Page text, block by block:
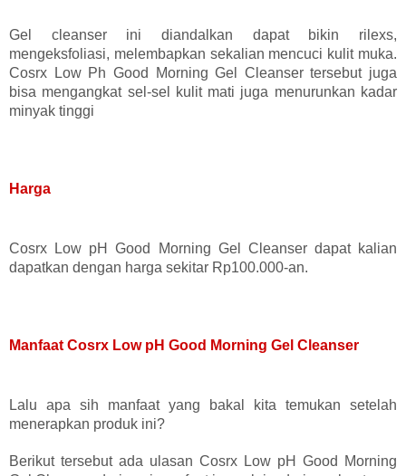
Gel cleanser ini diandalkan dapat bikin rilexs,
mengeksfoliasi, melembapkan sekalian mencuci kulit muka.
Cosrx Low Ph Good Morning Gel Cleanser tersebut juga
bisa mengangkat sel-sel kulit mati juga menurunkan kadar
minyak tinggi
Harga
Cosrx Low pH Good Morning Gel Cleanser dapat kalian
dapatkan dengan harga sekitar Rp100.000-an.
Manfaat Cosrx Low pH Good Morning Gel Cleanser
Lalu apa sih manfaat yang bakal kita temukan setelah
menerapkan produk ini?
Berikut tersebut ada ulasan Cosrx Low pH Good Morning